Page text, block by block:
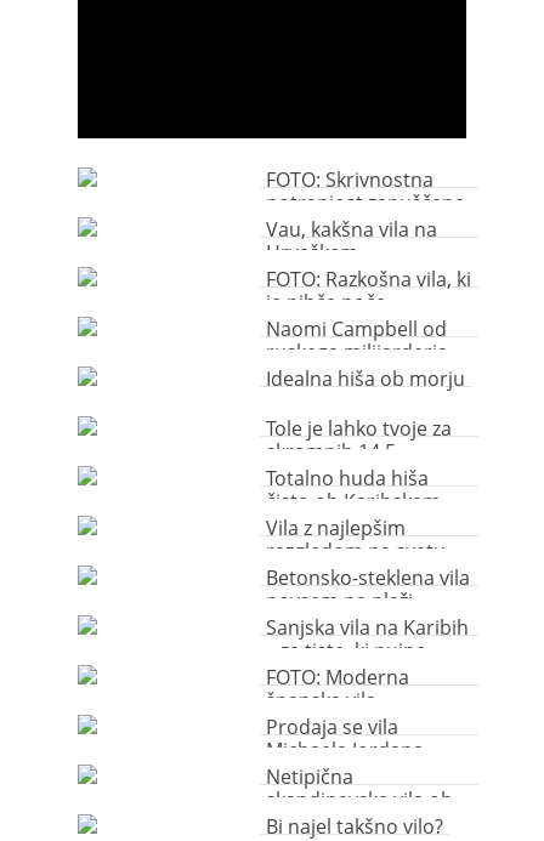
FOTO: Skrivnostna
notranjost zapuščene
japonske vile
Vau, kakšna vila na
Hrvaškem
FOTO: Razkošna vila, ki
je nihče noče
Naomi Campbell od
ruskega milijarderja
dobila vesoljsko ladjo
Idealna hiša ob morju
Tole je lahko tvoje za
skromnih 14,5
milijonov evrov
Totalno huda hiša
čisto ob Karibskem
morju
Vila z najlepšim
razgledom na svetu
Betonsko-steklena vila
povsem na plaži
Sanjska vila na Karibih
– za tiste, ki nujno
potrebujejo oddih
FOTO: Moderna
španska vila
Prodaja se vila
Michaela Jordana
Netipična
skandinavska vila ob
jezeru
Bi najel takšno vilo?